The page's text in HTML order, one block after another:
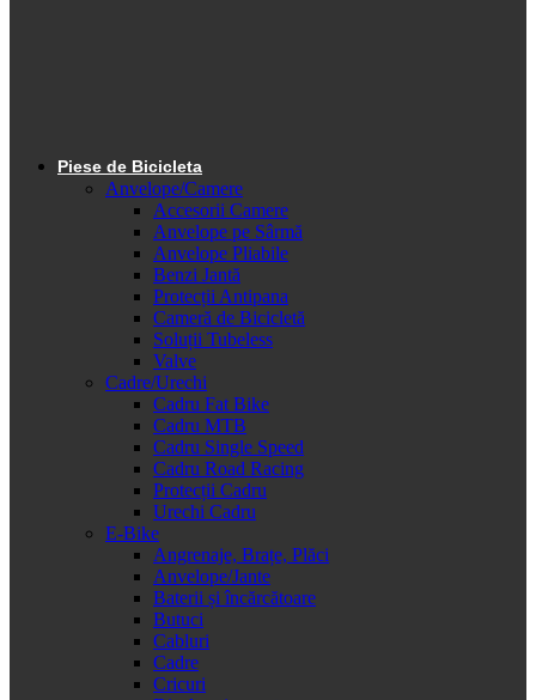
Piese de Bicicleta
Anvelope/Camere
Accesorii Camere
Anvelope pe Sârmă
Anvelope Pliabile
Benzi Jantă
Protecții Antipana
Cameră de Bicicletă
Soluții Tubeless
Valve
Cadre/Urechi
Cadru Fat Bike
Cadru MTB
Cadru Single Speed
Cadru Road Racing
Protecții Cadru
Urechi Cadru
E-Bike
Angrenaje, Brațe, Plăci
Anvelope/Jante
Baterii și încărcătoare
Butuci
Cabluri
Cadre
Cricuri